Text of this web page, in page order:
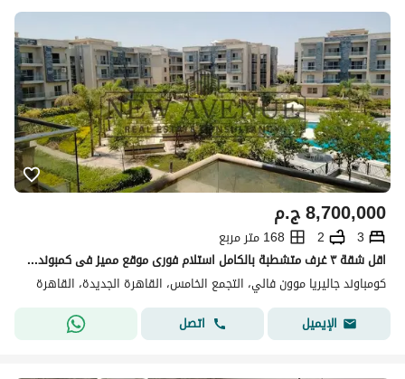
ج.م8,700,000
3
2
168 متر مربع
اقل شقة ٣ غرف متشطبة بالكامل استلام فورى موقع مميز فى كمبوند جاليريا مون فالي Galleria moon valley
كومباوند جاليريا موون فالي، التجمع الخامس، القاهرة الجديدة، القاهرة
الإيميل
اتصل